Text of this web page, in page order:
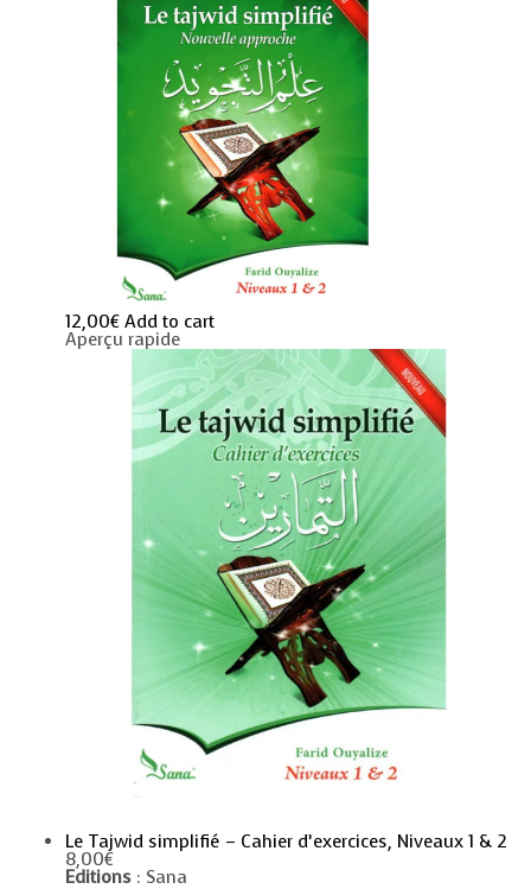
12,00€ Add to cart
Aperçu rapide
Le Tajwid simplifié – Cahier d’exercices, Niveaux 1 & 2
8,00€
Editions : Sana